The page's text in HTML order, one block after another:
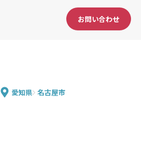
お問い合わせ
愛知県 名古屋市